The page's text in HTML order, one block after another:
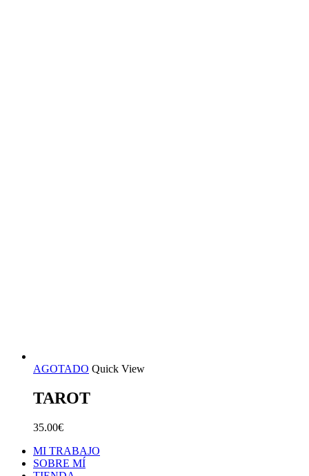
AGOTADO Quick View
TAROT
35.00€
MI TRABAJO
SOBRE MÍ